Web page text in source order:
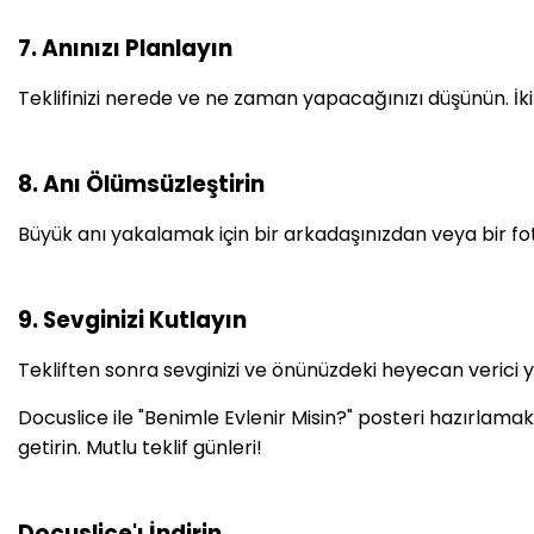
7. Anınızı Planlayın
Teklifinizi nerede ve ne zaman yapacağınızı
8. Anı Ölümsüzleştirin
Büyük anı yakalamak için bir arkadaşınızdan veya
9. Sevginizi Kutlayın
Tekliften sonra sevginizi ve önünüzdeki heyecan verici
Docuslice ile "Benimle Evlenir Misin?" posteri
getirin. Mutlu teklif günleri!